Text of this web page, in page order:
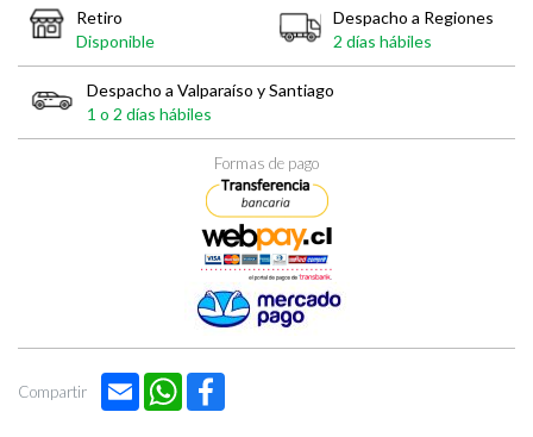
Retiro
Disponible
Despacho a Regiones
2 días hábiles
Despacho a Valparaíso y Santiago
1 o 2 días hábiles
Formas de pago
Compartir Email WhatsApp